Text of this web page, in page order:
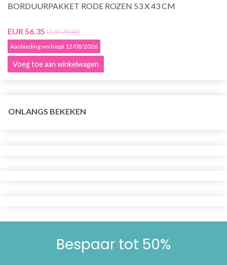
BORDUURPAKKET RODE ROZEN 53 X 43 CM
EUR 56.35 EUR 70.40
Aanbieding verloopt 12/08/2026
Voeg toe aan winkelwagen
ONLANGS BEKEKEN
Bespaar tot 50%